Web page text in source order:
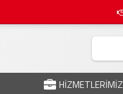
HİZMETLERİMİZ